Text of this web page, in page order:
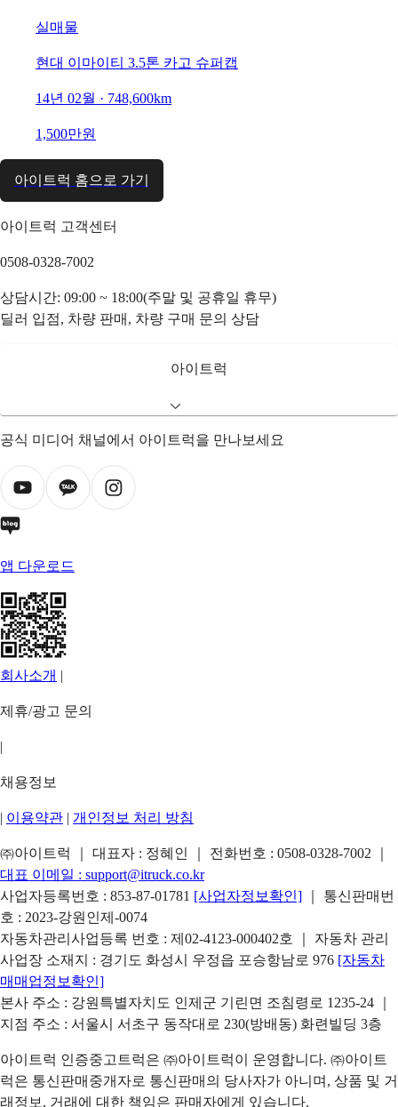
실매물
현대 이마이티 3.5톤 카고 슈퍼캡
14년 02월 · 748,600km
1,500만원
아이트럭 홈으로 가기
아이트럭 고객센터
0508-0328-7002
상담시간: 09:00 ~ 18:00(주말 및 공휴일 휴무)
딜러 입점, 차량 판매, 차량 구매 문의 상담
아이트럭
공식 미디어 채널에서 아이트럭을 만나보세요
앱 다운로드
회사소개 |
제휴/광고 문의
|
채용정보
| 이용약관 | 개인정보 처리 방침
㈜아이트럭 ｜ 대표자 : 정혜인 ｜ 전화번호 : 0508-0328-7002
대표 이메일 : support@itruck.co.kr
사업자등록번호 : 853-87-01781 [사업자정보확인]
｜ 통신판매번
호 : 2023-강원인제-0074
자동차관리사업등록 번호 : 제02-4123-000402호 ｜ 자동차 관리
사업장 소재지 : 경기도 화성시 우정읍 포승항남로 976 [자동차
매매업정보확인]
본사 주소 : 강원특별자치도 인제군 기린면 조침령로 1235-24 ｜
지점 주소 : 서울시 서초구 동작대로 230(방배동) 화련빌딩 3층
아이트럭 인증중고트럭은 ㈜아이트럭이 운영합니다. ㈜아이트
럭은 통신판매중개자로 통신판매의 당사자가 아니며, 상품 및 거
래정보, 거래에 대한 책임은 판매자에게 있습니다.